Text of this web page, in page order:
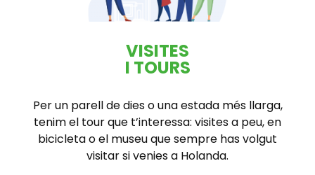
VISITES
I TOURS
Per un parell de dies o una estada més llarga,
tenim el tour que t’interessa: visites a peu, en
bicicleta o el museu que sempre has volgut
visitar si venies a Holanda.